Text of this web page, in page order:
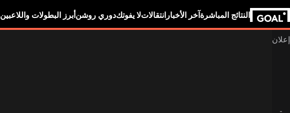
النتائج المباشرة آخر الأخبار انتقالاتلا يفوتكدوري روشن أبرز البطولات واللاعبين